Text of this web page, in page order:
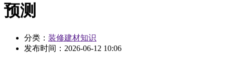
预测
分类： 装修建材知识
发布时间： 2026-06-12 10:06